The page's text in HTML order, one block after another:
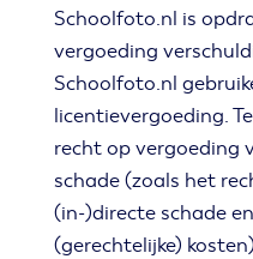
Schoolfoto.nl is
vergoeding
Schoolfoto.nl
licentievergoeding.
recht op vergoeding
schade (zoals het
(in-)directe schade
(gerechtelijke) kosten)